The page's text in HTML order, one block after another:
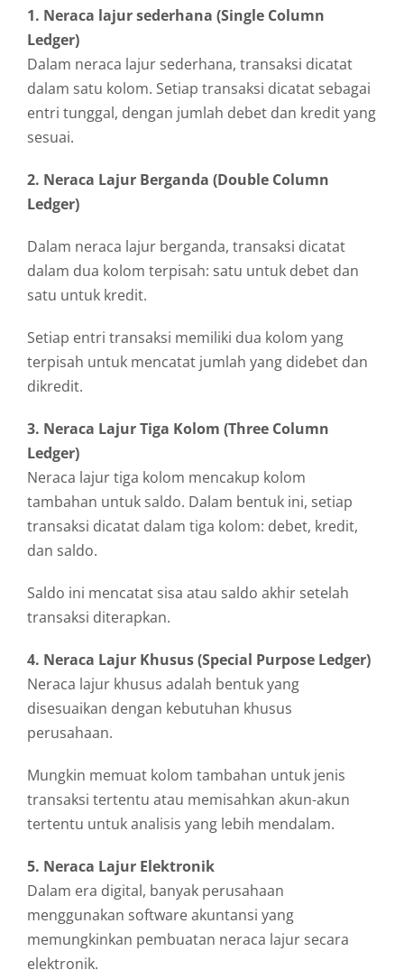
1. Neraca lajur sederhana (Single Column
Ledger)
Dalam neraca lajur sederhana, transaksi dicatat
dalam satu kolom. Setiap transaksi dicatat sebagai
entri tunggal, dengan jumlah debet dan kredit yang
sesuai.
2. Neraca Lajur Berganda (Double Column
Ledger)
Dalam neraca lajur berganda, transaksi dicatat
dalam dua kolom terpisah: satu untuk debet dan
satu untuk kredit.
Setiap entri transaksi memiliki dua kolom yang
terpisah untuk mencatat jumlah yang didebet dan
dikredit.
3. Neraca Lajur Tiga Kolom (Three Column
Ledger)
Neraca lajur tiga kolom mencakup kolom
tambahan untuk saldo. Dalam bentuk ini, setiap
transaksi dicatat dalam tiga kolom: debet, kredit,
dan saldo.
Saldo ini mencatat sisa atau saldo akhir setelah
transaksi diterapkan.
4. Neraca Lajur Khusus (Special Purpose Ledger)
Neraca lajur khusus adalah bentuk yang
disesuaikan dengan kebutuhan khusus
perusahaan.
Mungkin memuat kolom tambahan untuk jenis
transaksi tertentu atau memisahkan akun-akun
tertentu untuk analisis yang lebih mendalam.
5. Neraca Lajur Elektronik
Dalam era digital, banyak perusahaan
menggunakan software akuntansi yang
memungkinkan pembuatan neraca lajur secara
elektronik.